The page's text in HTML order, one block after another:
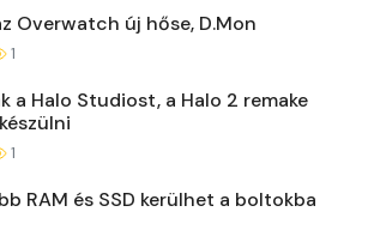
Overwatch új hőse, D.Mon
1
a Halo Studiost, a Halo 2 remake
1
RAM és SSD kerülhet a boltokba